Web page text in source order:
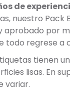
de
nuestro Pack
aprobado por
todo regrese a
tienen
lisas. En
variar.